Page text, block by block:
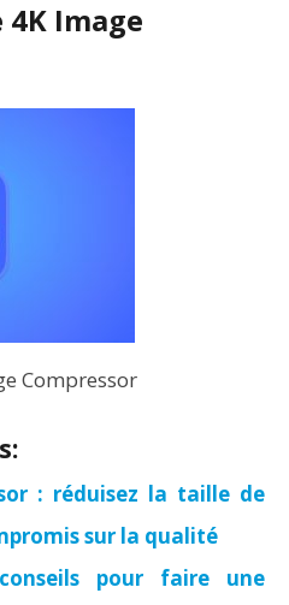
Image
Compressor
: réduisez la taille de
sur la qualité
pour faire une